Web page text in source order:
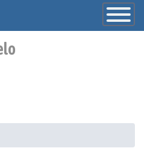
Toggle